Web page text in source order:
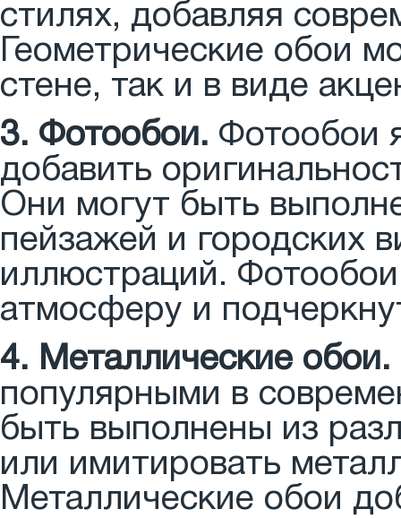
стилях, добавляя
Геометрические обои
стене, так и в виде
3. Фотообои. Фотообои
добавить
Они могут быть
пейзажей и городских
иллюстраций.
атмосферу и
4. Металлические обои.
популярными в
быть выполнены из
или имитировать
Металлические обои